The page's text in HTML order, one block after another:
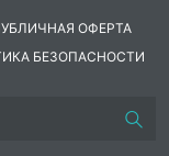
ОФЕРТА
БЕЗОПАСНОСТИ